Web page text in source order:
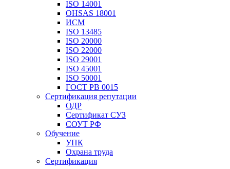
ISO 14001
OHSAS 18001
ИСМ
ISO 13485
ISO 20000
ISO 22000
ISO 29001
ISO 45001
ISO 50001
ГОСТ РВ 0015
Сертификация репутации
ОДР
Сертификат СУЗ
СОУТ РФ
Обучение
УПК
Охрана труда
Сертификация